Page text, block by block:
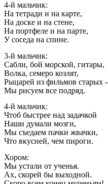
4-й мальчик:
На тетради и на карте,
На доске и на стене,
На портфеле и на парте,
У соседа на спине.
3-й мальчик:
Сабли, бой морской, гитары,
Волка, семеро козлят,
Рыцарей из фильмов старых -
Мы рисуем все подряд.
4-й мальчик:
Чтоб быстрее над задачкой
Наши думали мозги,
Мы съедаем пачки жвачки,
Что вкусней, чем пироги.
Хором:
Мы устали от ученья.
Ах, скорей бы выходной.